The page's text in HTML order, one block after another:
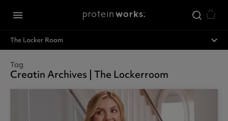
menu
The Locker Room expand_less
Tag
Creatin Archives | The Lockerroom